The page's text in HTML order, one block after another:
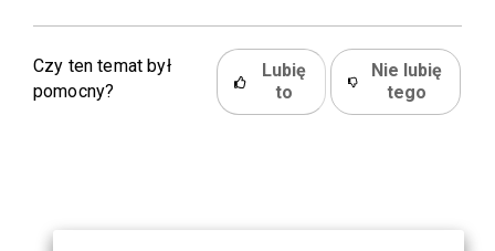
Czy ten temat był
pomocny?
Lubię
to
Nie lubię
tego